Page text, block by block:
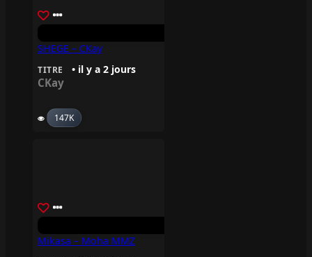
SHEGE – CKay
TITRE • il y a 2 jours
CKay
147K
Mikasa – Moha MMZ